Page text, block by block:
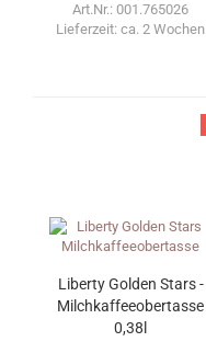
Art.Nr.: 001.765026
Lieferzeit: ca. 2 Wochen
Liberty Golden Stars -
Milchkaffeeobertasse
0,38l